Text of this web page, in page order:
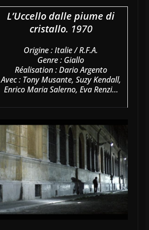
L’Uccello dalle piume di
cristallo. 1970
Origine : Italie / R.F.A.
Genre : Giallo
Réalisation : Dario Argento
Avec : Tony Musante, Suzy Kendall,
Enrico Maria Salerno, Eva Renzi…